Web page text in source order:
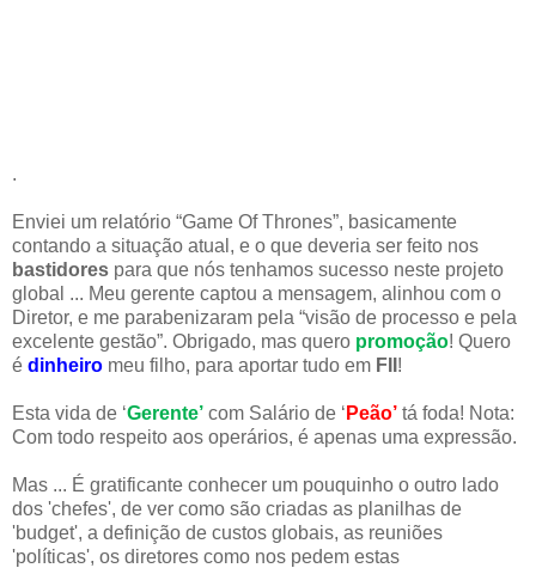
.
Enviei um relatório “Game Of Thrones”, basicamente
contando a situação atual, e o que deveria ser feito nos
bastidores para que nós tenhamos sucesso neste projeto
global ... Meu gerente captou a mensagem, alinhou com o
Diretor, e me parabenizaram pela “visão de processo e pela
excelente gestão”. Obrigado, mas quero promoção! Quero
é dinheiro meu filho, para aportar tudo em FII !
Esta vida de ‘Gerente’ com Salário de ‘ Peão’ tá foda! Nota:
Com todo respeito aos operários, é apenas uma expressão.
Mas ... É gratificante conhecer um pouquinho o outro lado
dos 'chefes', de ver como são criadas as planilhas de
'budget', a definição de custos globais, as reuniões
'políticas', os diretores como nos pedem estas